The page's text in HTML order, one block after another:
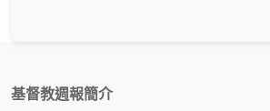
基督教週報簡介